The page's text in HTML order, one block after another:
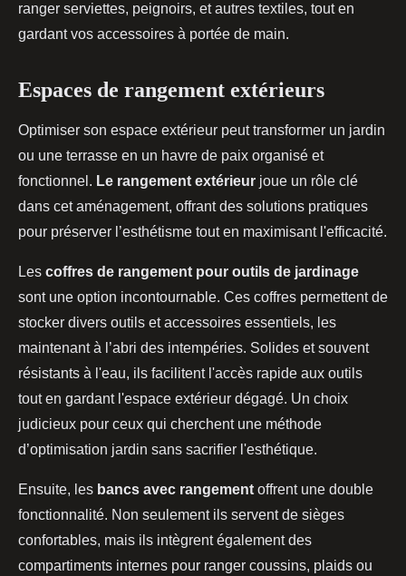
ranger serviettes, peignoirs, et autres textiles, tout en
gardant vos accessoires à portée de main.
Espaces de rangement extérieurs
Optimiser son espace extérieur peut transformer un jardin
ou une terrasse en un havre de paix organisé et
fonctionnel. Le rangement extérieur joue un rôle clé
dans cet aménagement, offrant des solutions pratiques
pour préserver l’esthétisme tout en maximisant l'efficacité.
Les coffres de rangement pour outils de jardinage
sont une option incontournable. Ces coffres permettent de
stocker divers outils et accessoires essentiels, les
maintenant à l’abri des intempéries. Solides et souvent
résistants à l'eau, ils facilitent l'accès rapide aux outils
tout en gardant l'espace extérieur dégagé. Un choix
judicieux pour ceux qui cherchent une méthode
d’optimisation jardin sans sacrifier l'esthétique.
Ensuite, les bancs avec rangement offrent une double
fonctionnalité. Non seulement ils servent de sièges
confortables, mais ils intègrent également des
compartiments internes pour ranger coussins, plaids ou